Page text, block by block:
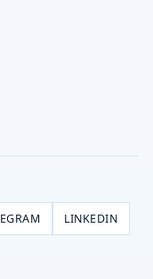
LINKEDIN